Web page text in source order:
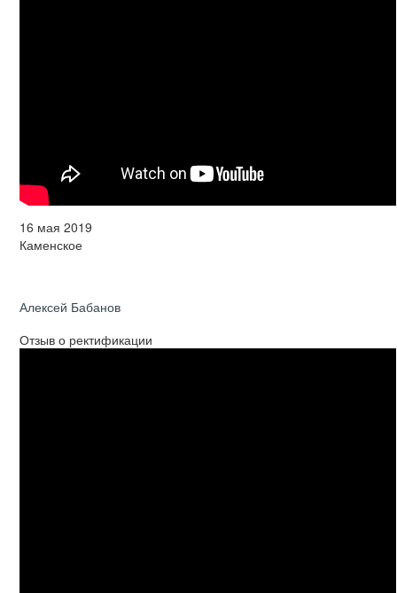
16 мая 2019
Каменское
Алексей Бабанов
Отзыв о ректификации